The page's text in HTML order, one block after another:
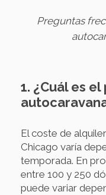
Preguntas
1. ¿Cuál es
El coste de
Chicago varía
temporada. En
entre 100 y 250
puede variar